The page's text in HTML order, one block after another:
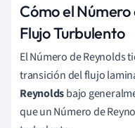
Cómo el
Flujo Turbulento
El Número de Reynolds
transición del flujo
Reynoldsbajo
que un Número de